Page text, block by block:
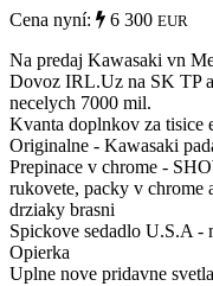
Cena nyní:
6 300 EUR
Na predaj Kawasaki vn
Dovoz IRL.Uz na SK TP
necelych 7000 mil.
Kvanta doplnkov za tisice
Originalne - Kawasaki
Prepinace v chrome -
rukovete, packy v chrome
drziaky brasni
Spickove sedadlo U.S.A -
Opierka
Uplne nove pridavne